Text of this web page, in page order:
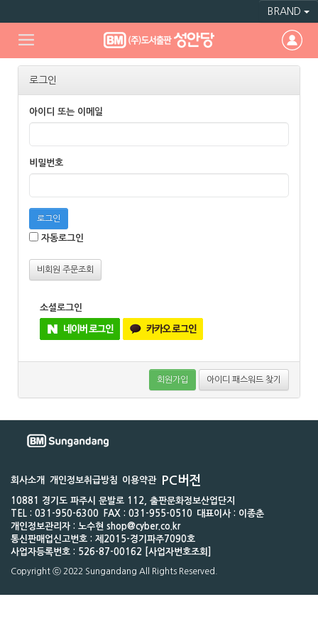
BRAND
로그인
아이디 또는 이메일
비밀번호
로그인
자동로그인
비회원 주문조회
소셜로그인
회원가입 아이디 패스워드 찾기
회사소개 개인정보취급방침 이용약관 PC버전
10881 경기도 파주시 문발로 112, 출판문화정보산업단지
TEL : 031-950-6300
FAX : 031-955-0510
대표이사 : 이종춘
개인정보관리자 : 노수현 shop@cyber.co.kr
통신판매업신고번호 : 제2015-경기파주7090호
사업자등록번호 : 526-87-00162 [사업자번호조회]
Copyright ⓒ 2022 Sungandang All Rights Reserved.